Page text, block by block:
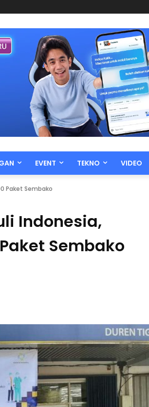
EVENT TEKNO VIDEO
Paket Sembako
Indonesia,
Sembako